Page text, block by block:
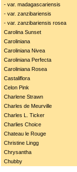
- var. madagascariensis
- var. zanzibariensis
- var. zanzibariensis rosea
Carolina Sunset
Caroliniana
Caroliniana Nivea
Caroliniana Perfecta
Caroliniana Rosea
Castaliflora
Celon Pink
Charlene Strawn
Charles de Meurville
Charles L. Ticker
Charlies Choice
Chateau le Rouge
Christine Lingg
Chrysantha
Chubby